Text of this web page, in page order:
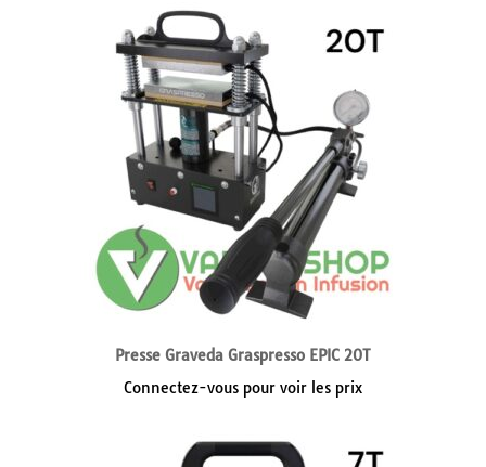
Presse Graveda Graspresso EPIC 20T
Connectez-vous pour voir les prix